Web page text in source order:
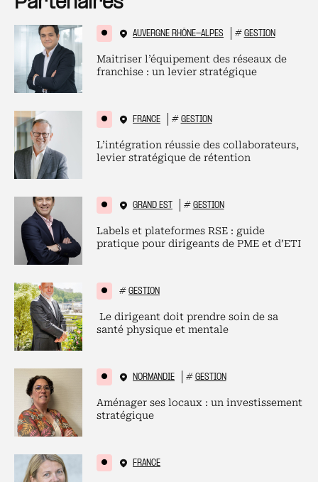
AUVERGNE RHÔNE-ALPES # GESTION
Maitriser l’équipement des réseaux de
franchise : un levier stratégique
FRANCE # GESTION
L’intégration réussie des collaborateurs,
levier stratégique de rétention
GRAND EST # GESTION
Labels et plateformes RSE : guide
pratique pour dirigeants de PME et d’ETI
# GESTION
Le dirigeant doit prendre soin de sa
santé physique et mentale
NORMANDIE # GESTION
Aménager ses locaux : un investissement
stratégique
FRANCE